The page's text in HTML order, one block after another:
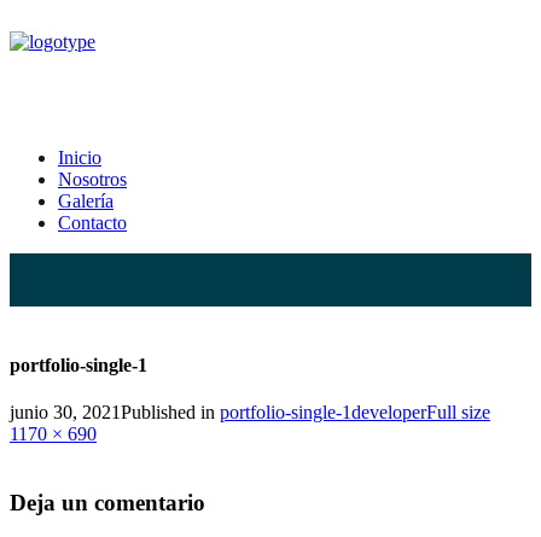
Inicio
Nosotros
Galería
Contacto
portfolio-single-1
Home portfolio-single-1
portfolio-single-1
junio 30, 2021Published in portfolio-single-1developerFull
Full size
1170 × 690
Deja un comentario